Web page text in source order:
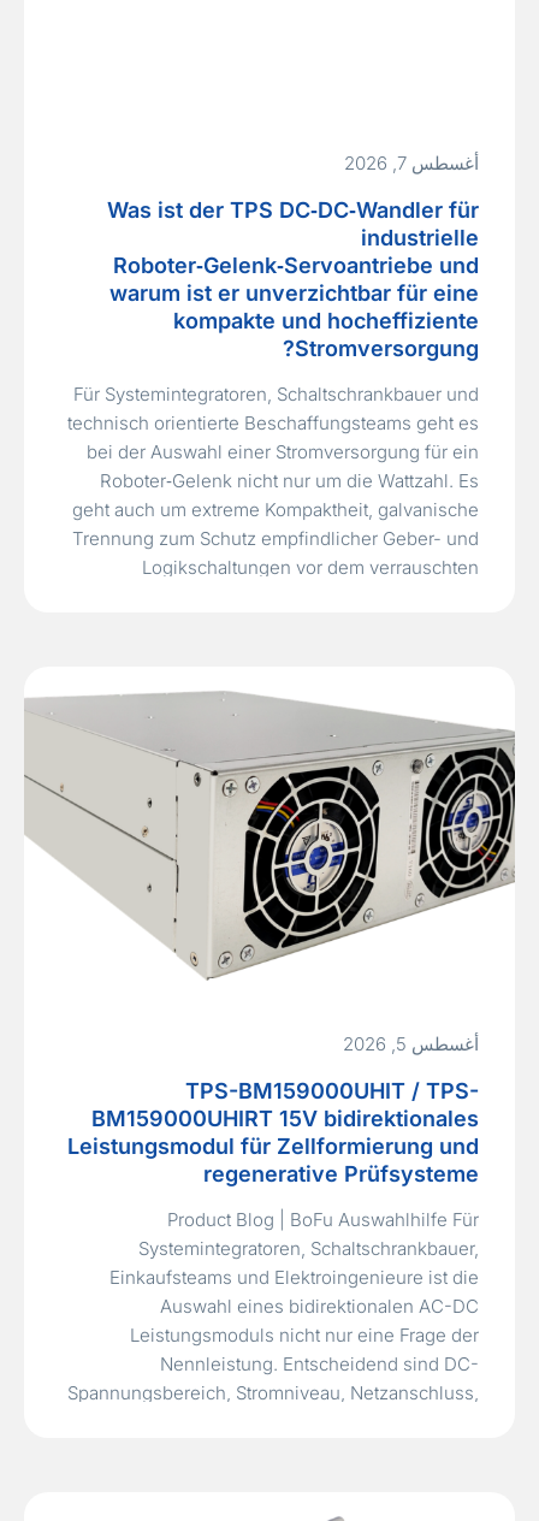
أغسطس 7, 2026
Was ist der TPS DC‑DC‑Wandler für
industrielle
Roboter‑Gelenk‑Servoantriebe und
warum ist er unverzichtbar für eine
kompakte und hocheffiziente
Stromversorgung?
Für Systemintegratoren, Schaltschrankbauer und
technisch orientierte Beschaffungsteams geht es
bei der Auswahl einer Stromversorgung für ein
Roboter‑Gelenk nicht nur um die Wattzahl. Es
geht auch um extreme Kompaktheit, galvanische
Trennung zum Schutz empfindlicher Geber- und
Logikschaltungen vor dem verrauschten
Ausfallzeiten…Read More »
أغسطس 5, 2026
TPS-BM159000UHIT / TPS-
BM159000UHIRT 15V bidirektionales
Leistungsmodul für Zellformierung und
regenerative Prüfsysteme
Product Blog | BoFu Auswahlhilfe Für
Systemintegratoren, Schaltschrankbauer,
Einkaufsteams und Elektroingenieure ist die
Auswahl eines bidirektionalen AC-DC
Leistungsmoduls nicht nur eine Frage der
Nennleistung. Entscheidend sind DC-
Spannungsbereich, Stromniveau, Netzanschluss,